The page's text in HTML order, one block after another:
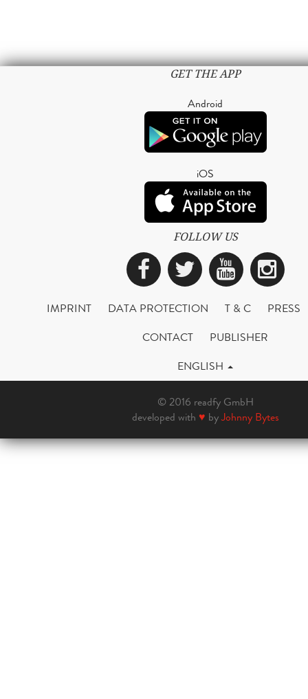
GET THE APP
Android
iOS
FOLLOW US
Facebook
Twitter
IMPRINT DATA PROTECTION T & C
PRESS
CONTACT
PUBLISHER
ENGLISH
© 2016 readfy GmbH
developed with ♥ byJohnny Bytes